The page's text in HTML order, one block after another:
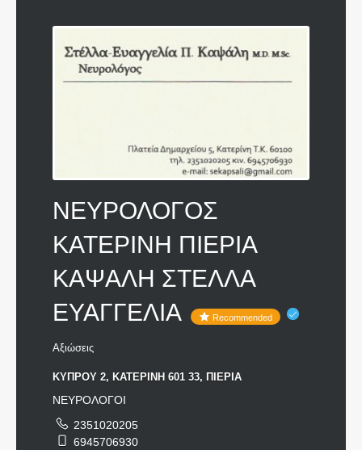
ΝΕΥΡΟΛΟΓΟΣ
ΚΑΤΕΡΙΝΗ ΠΙΕΡΙΑ
ΚΑΨΑΛΗ ΣΤΕΛΛΑ
ΕΥΑΓΓΕΛΙΑ
Recommended
Αξιώσεις
ΚΥΠΡΟΥ 2, ΚΑΤΕΡΙΝΗ 601 33, ΠΙΕΡΙΑ
ΝΕΥΡΟΛΟΓΟΙ
2351020205
6945706930